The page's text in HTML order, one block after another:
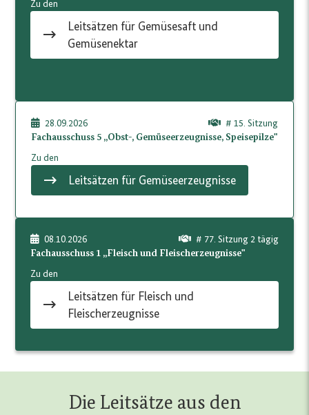
Zu den
Leitsätzen für Gemüsesaft und
Gemüsenektar
28.09.2026
# 15. Sitzung
Fachausschuss 5 „Obst-, Gemüseerzeugnisse, Speisepilze"
Zu den
Leitsätzen für Gemüseerzeugnisse
08.10.2026
# 77. Sitzung 2 tägig
Fachausschuss 1 „Fleisch und Fleischerzeugnisse"
Zu den
Leitsätzen für Fleisch und
Fleischerzeugnisse
Die Leitsätze aus den